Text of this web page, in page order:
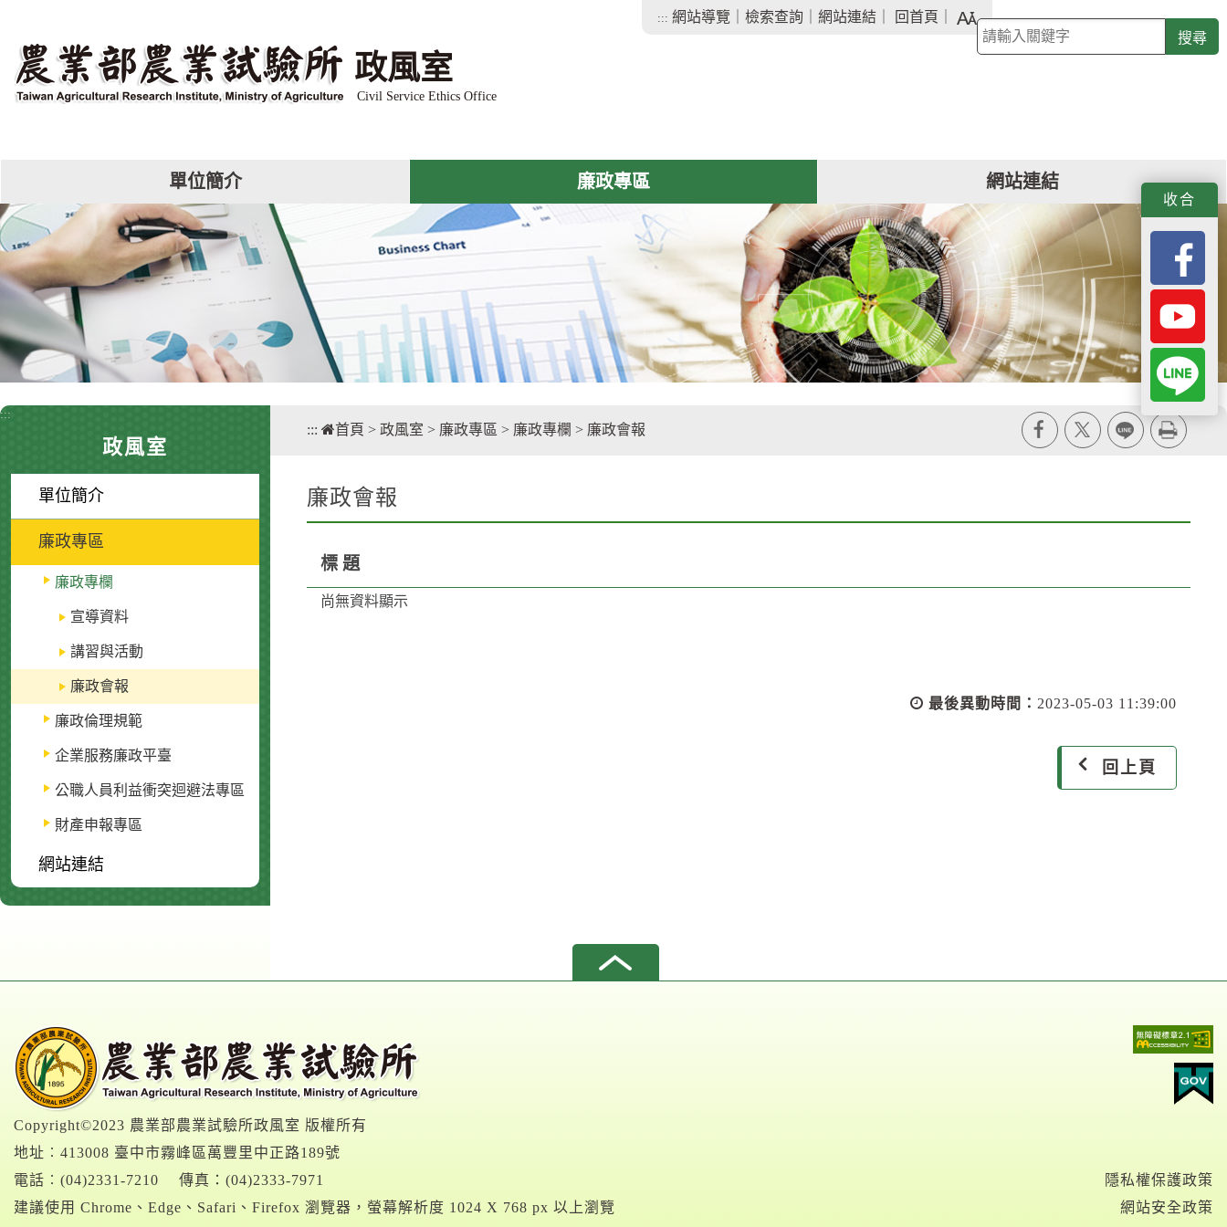
政風室
Civil Service Ethics Office
::: 網站導覽 檢索查詢 網站連結 回首頁
字
級
大
關
鍵
單位簡介 廉政專區 網站連結
收合
:::
政風室
單位簡介
廉政專區
廉政專欄
宣導資料
講習與活動
廉政會報
廉政倫理規範
企業服務廉政平臺
公職人員利益衝突迴避法專區
財產申報專區
網站連結
::: 首頁 > 政風室 > 廉政專區 > 廉政專欄 > 廉政會報
廉政會報
標 題
尚無資料顯示
最後異動時間： 2023-05-03 11:39:00
回上頁
Copyright©2023 農業部農業試驗所政風室 版權所有
地址︰413008 臺中市霧峰區萬豐里中正路189號
電話︰(04)2331-7210
傳真：(04)2333-7971
建議使用 Chrome、Edge、Safari、Firefox 瀏覽器，螢幕解析度 1024 X 768 px 以上瀏覽
隱私權保護政策
網站安全政策